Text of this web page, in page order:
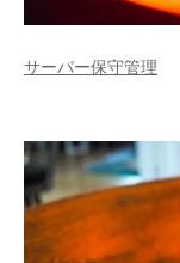
サーバー保守管理